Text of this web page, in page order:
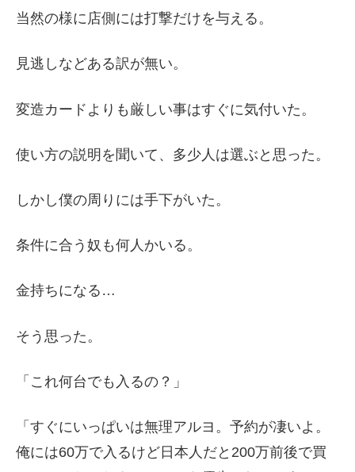
当然の様に店側には打撃だけを与える。
見逃しなどある訳が無い。
変造カードよりも厳しい事はすぐに気付いた。
使い方の説明を聞いて、多少人は選ぶと思った。
しかし僕の周りには手下がいた。
条件に合う奴も何人かいる。
金持ちになる…
そう思った。
「これ何台でも入るの？」
「すぐにいっぱいは無理アルヨ。予約が凄いよ。
俺には60万で入るけど日本人だと200万前後で買